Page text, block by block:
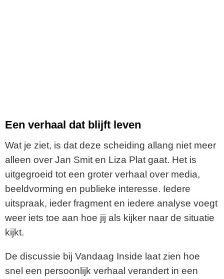
Een verhaal dat blijft leven
Wat je ziet, is dat deze scheiding allang niet meer
alleen over Jan Smit en Liza Plat gaat. Het is
uitgegroeid tot een groter verhaal over media,
beeldvorming en publieke interesse. Iedere
uitspraak, ieder fragment en iedere analyse voegt
weer iets toe aan hoe jij als kijker naar de situatie
kijkt.
De discussie bij Vandaag Inside laat zien hoe
snel een persoonlijk verhaal verandert in een